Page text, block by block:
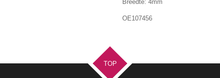
Breedte: 4mm
OE107456
TOP